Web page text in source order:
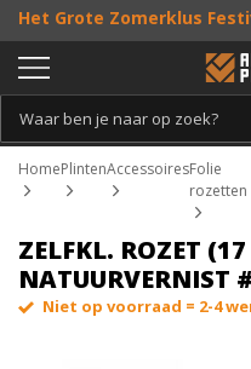
Het Grote Zomerklus
bestelling vanaf €25, en
Persoonlijk & gratis advies:013
HomePlintenAccessoiresFolie
rozetten
ZELFKL. ROZET
NATUURVERNIST
Niet op voorraad = 2-4